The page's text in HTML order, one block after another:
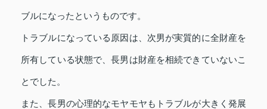
ブルになったというものです。
トラブルになっている原因は、次男が実質的に全財産を
所有している状態で、長男は財産を相続できていないこ
とでした。
また、長男の心理的なモヤモヤもトラブルが大きく発展